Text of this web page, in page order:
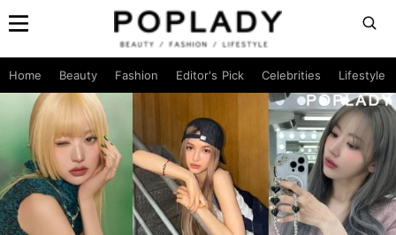
Home Beauty Fashion Editor's Pick Celebrities Lifestyle